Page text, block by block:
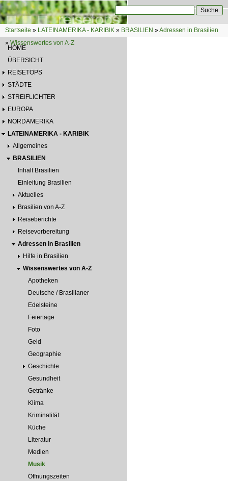
Direkt zum Inhalt
Suchformular
Sie sind hier
Startseite » LATEINAMERIKA - KARIBIK » BRASILIEN »Adressen in Brasilien
» Wissenswertes von A-Z
HOME
ÜBERSICHT
REISETOPS
STÄDTE
STREIFLICHTER
EUROPA
NORDAMERIKA
LATEINAMERIKA - KARIBIK
Allgemeines
BRASILIEN
Inhalt Brasilien
Einleitung Brasilien
Aktuelles
Brasilien von A-Z
Reiseberichte
Reisevorbereitung
Adressen in Brasilien
Hilfe in Brasilien
Wissenswertes von A-Z
Apotheken
Deutsche / Brasilianer
Edelsteine
Feiertage
Foto
Geld
Geographie
Geschichte
Gesundheit
Getränke
Klima
Kriminalität
Küche
Literatur
Medien
Musik
Öffnungszeiten